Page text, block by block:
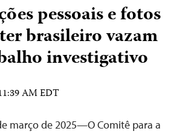
pessoais e fotos
brasileiro vazam
investigativo
AM EDT
março de 2025—O Comitê para a